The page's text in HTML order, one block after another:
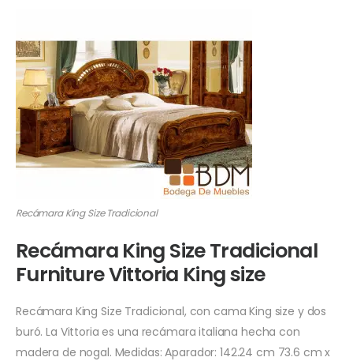
Recámara King Size Tradicional
Recámara King Size Tradicional
Furniture Vittoria King size
Recámara King Size Tradicional, con cama King size y dos
buró. La Vittoria es una recámara italiana hecha con
madera de nogal. Medidas: Aparador: 142.24 cm 73.6 cm x